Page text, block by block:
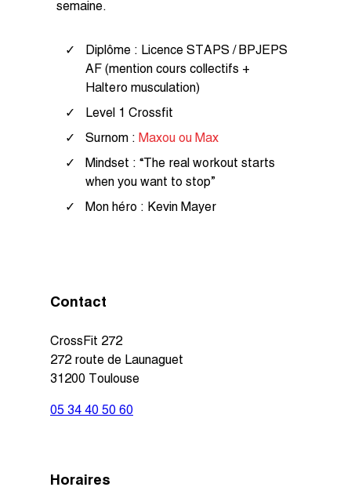
semaine.
Diplôme : Licence STAPS / BPJEPS
AF (mention cours collectifs +
Haltero musculation)
Level 1 Crossfit
Surnom : Maxou ou Max
Mindset : “The real workout starts
when you want to stop”
Mon héro : Kevin Mayer
Contact
CrossFit 272
272 route de Launaguet
31200 Toulouse
05 34 40 50 60
Horaires